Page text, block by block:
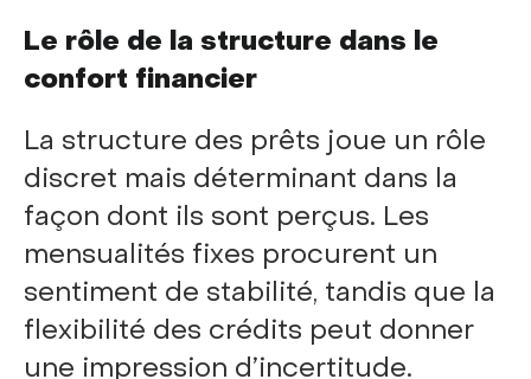
Le rôle de la structure dans le
confort financier
La structure des prêts joue un rôle
discret mais déterminant dans la
façon dont ils sont perçus. Les
mensualités fixes procurent un
sentiment de stabilité, tandis que la
flexibilité des crédits peut donner
une impression d’incertitude.